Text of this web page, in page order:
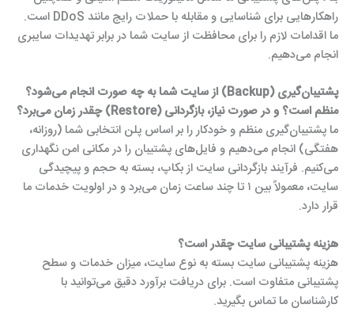
راهکارهایی برای شناسایی و مقابله با حملات رایج مانند DDoS است.
ما اقدامات لازم را برای محافظت از سایت شما در برابر تهدیدات سایبری
انجام می‌دهیم.
پشتیبان‌گیری (Backup) از سایت شما به چه صورت انجام می‌شود؟
منظم است؟ و در صورت نیاز، بازگردانی (Restore) چقدر زمان می‌برد؟
ما پشتیبان‌گیری منظم و خودکار را بر اساس پلن انتخابی شما (روزانه،
هفتگی) انجام می‌دهیم و فایل‌های پشتیبان را در مکانی امن نگهداری
می‌کنیم. فرآیند بازگردانی سایت از بکاپ، بسته به حجم و پیچیدگی
سایت، معمولاً بین ۱ تا چند ساعت زمان می‌برد و در اولویت خدمات ما
قرار دارد.
هزینه پشتیبانی سایت چقدر است؟
هزینه پشتیبانی سایت بسته به نوع سایت، میزان خدمات و سطح
پشتیبانی متفاوت است. برای دریافت برآورد دقیق می‌توانید با
کارشناسان ما تماس بگیرید.